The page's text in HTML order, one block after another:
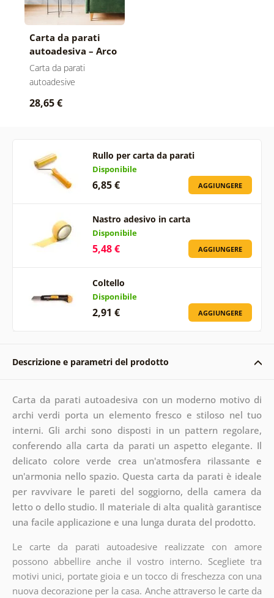
Carta da parati
autoadesiva – Arco
grigio moderno
Carta da parati
autoadesive
28,65 €
Rullo per carta da parati
Disponibile
6,85 € AGGIUNGERE
Nastro adesivo in carta
Disponibile
5,48 € AGGIUNGERE
Coltello
Disponibile
2,91 € AGGIUNGERE
Descrizione e parametri del prodotto
Carta da parati autoadesiva con un moderno motivo di
archi verdi porta un elemento fresco e stiloso nel tuo
interni. Gli archi sono disposti in un pattern regolare,
conferendo alla carta da parati un aspetto elegante. Il
delicato colore verde crea un'atmosfera rilassante e
un'armonia nello spazio. Questa carta da parati è ideale
per ravvivare le pareti del soggiorno, della camera da
letto o dello studio. Il materiale di alta qualità garantisce
una facile applicazione e una lunga durata del prodotto.
Le carte da parati autoadesive realizzate con amore
possono abbellire anche il vostro interno. Scegliete tra
motivi unici, portate gioia e un tocco di freschezza con una
nuova decorazione per la casa. Anche attraverso le carte da